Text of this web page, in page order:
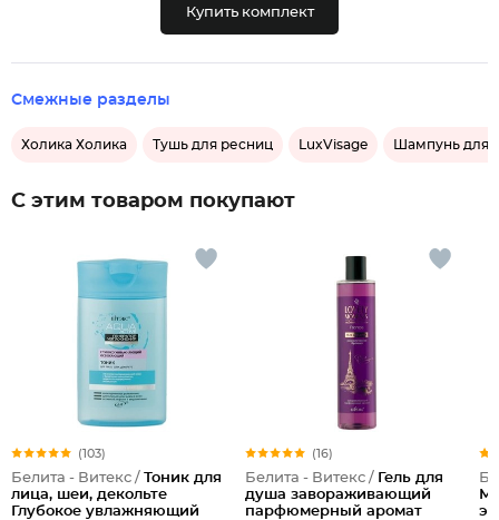
Купить комплект
Смежные разделы
Холика Холика Тушь для ресниц LuxVisage Шампунь для
С этим товаром покупают
(103)
Белита - Витекс / Тоник для
лица, шеи, декольте
Глубокое увлажняющий
(16)
Белита - Витекс / Гель для
душа завораживающий
парфюмерный аромат